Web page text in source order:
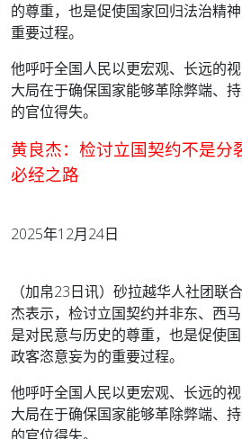
的尊重，也是促使国家回归法治精
重要过程。
他呼吁全国人民以更宏观、长远的
大局在于确保国家能够革除弊端、
的官位得失。
黄良杰：检讨立国契约不是分
必经之路
2025年12月24日
（加帛23日讯）砂拉越华人社团联
杰表示，检讨立国契约并非东、西
是对民意与历史的尊重，也是促使
政客恣意妄为的重要过程。
他呼吁全国人民以更宏观、长远的
大局在于确保国家能够革除弊端、